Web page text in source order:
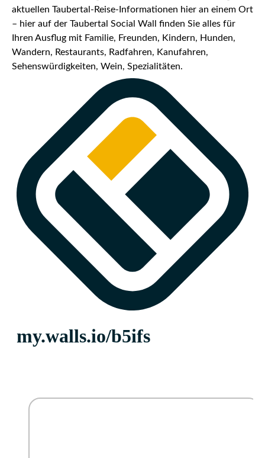
aktuellen Taubertal-Reise-Informationen hier an einem Ort
– hier auf der Taubertal Social Wall finden Sie alles für
Ihren Ausflug mit Familie, Freunden, Kindern, Hunden,
Wandern, Restaurants, Radfahren, Kanufahren,
Sehenswürdigkeiten, Wein, Spezialitäten.